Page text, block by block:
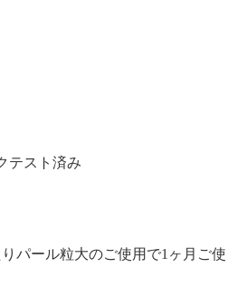
テスト済み
パール粒大のご使用で1ヶ月ご使